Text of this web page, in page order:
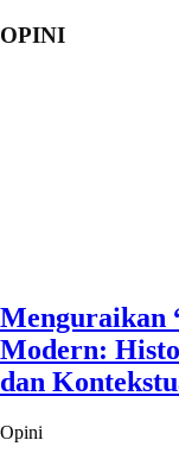
OPINI
Menguraikan
Modern:
dan
Opini